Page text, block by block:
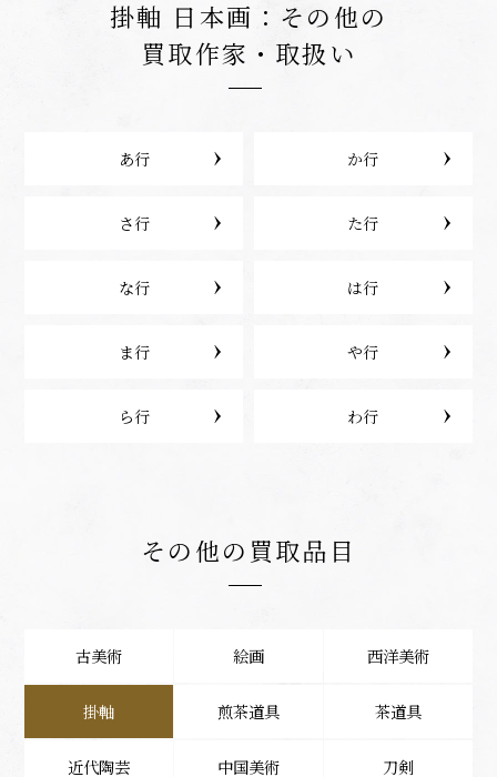
掛軸 日本画：その他の
買取作家・取扱い
あ行 か行
さ行 た行
な行 は行
ま行 や行
ら行 わ行
その他の買取品目
古美術 絵画 西洋美術
掛軸 煎茶道具 茶道具
近代陶芸 中国美術 刀剣